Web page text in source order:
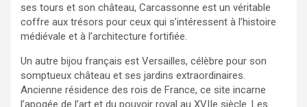
ses tours et son château, Carcassonne est un véritable
coffre aux trésors pour ceux qui s’intéressent à l’histoire
médiévale et à l’architecture fortifiée.
Un autre bijou français est Versailles, célèbre pour son
somptueux château et ses jardins extraordinaires.
Ancienne résidence des rois de France, ce site incarne
l’apogée de l’art et du pouvoir royal au XVIIe siècle. Les